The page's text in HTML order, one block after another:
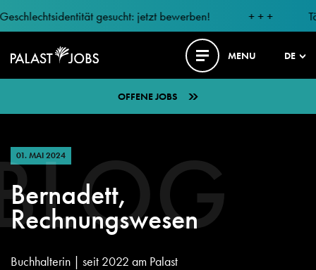
gesucht: jetzt bewerben! + + +
MENU DE
OFFENE JOBS
01. MAI 2024
Bernadett,
Rechnungswesen
Buchhalterin | seit 2022 am Palast